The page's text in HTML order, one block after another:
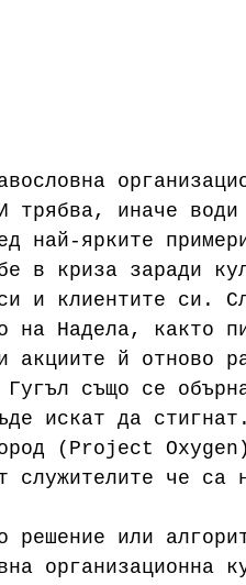
трябва, иначе
най-ярките
в криза заради
и клиентите си.
на Надела, както
акциите й отново
Гугъл също се
искат да
(Project
служителите че
решение или